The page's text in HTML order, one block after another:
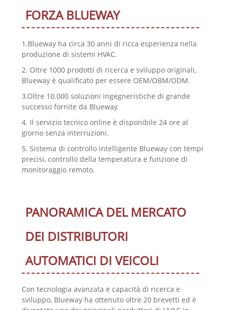
FORZA BLUEWAY
1.Blueway ha circa 30 anni di ricca esperienza nella
produzione di sistemi HVAC.
2. Oltre 1000 prodotti di ricerca e sviluppo originali,
Blueway è qualificato per essere OEM/OBM/ODM.
3.Oltre 10.000 soluzioni ingegneristiche di grande
successo fornite da Blueway.
4. Il servizio tecnico online è disponibile 24 ore al
giorno senza interruzioni.
5. Sistema di controllo intelligente Blueway con tempi
precisi, controllo della temperatura e funzione di
monitoraggio remoto.
PANORAMICA DEL MERCATO
DEI DISTRIBUTORI
AUTOMATICI DI VEICOLI
Con tecnologia avanzata e capacità di ricerca e
sviluppo, Blueway ha ottenuto oltre 20 brevetti ed è